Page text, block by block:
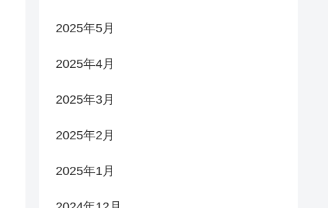
2025年5月
2025年4月
2025年3月
2025年2月
2025年1月